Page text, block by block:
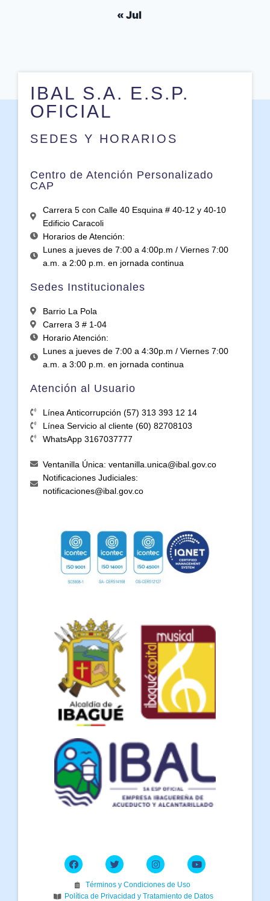
« Jul
IBAL S.A. E.S.P.
OFICIAL
SEDES Y HORARIOS
Centro de Atención Personalizado
CAP
Carrera 5 con Calle 40 Esquina # 40-12 y 40-10
Edificio Caracoli
Horarios de Atención:
Lunes a jueves de 7:00 a 4:00p.m / Viernes 7:00
a.m. a 2:00 p.m. en jornada continua
Sedes Institucionales
Barrio La Pola
Carrera 3 # 1-04
Horario Atención:
Lunes a jueves de 7:00 a 4:30p.m / Viernes 7:00
a.m. a 3:00 p.m. en jornada continua
Atención al Usuario
Línea Anticorrupción (57) 313 393 12 14
Línea Servicio al cliente (60) 82708103
WhatsApp 3167037777
Ventanilla Única: ventanilla.unica@ibal.gov.co
Notificaciones Judiciales:
notificaciones@ibal.gov.co
Términos y Condiciones de Uso
Política de Privacidad y Tratamiento de Datos